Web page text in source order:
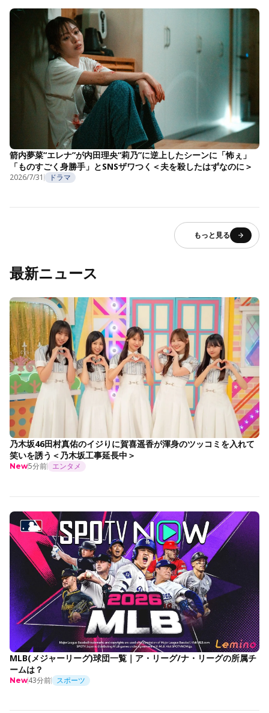
箭内夢菜“エレナ”が内田理央“莉乃”に逆上したシーンに「怖ぇ」
「ものすごく身勝手」とSNSザワつく＜夫を殺したはずなのに＞
2026/7/31 ドラマ
もっと見る
最新ニュース
乃木坂46田村真佑のイジりに賀喜遥香が渾身のツッコミを入れて
笑いを誘う＜乃木坂工事延長中＞
New5分前 エンタメ
MLB(メジャーリーグ)球団一覧｜ア・リーグ/ナ・リーグの所属チ
ームは？
New43分前 スポーツ